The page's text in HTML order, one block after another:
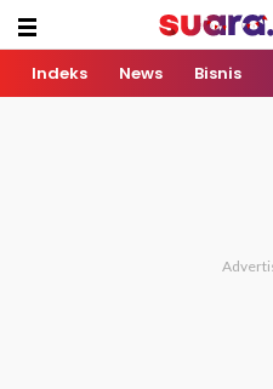
Indeks News Bisnis